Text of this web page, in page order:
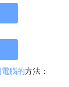
腦的方法：